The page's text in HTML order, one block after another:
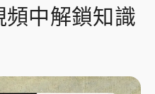
中解鎖知識